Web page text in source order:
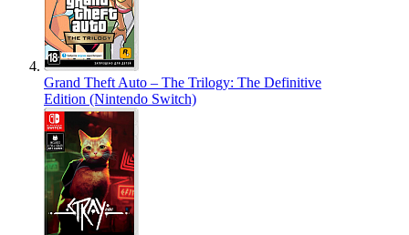
Grand Theft Auto – The Trilogy: The Definitive
Edition (Nintendo Switch)